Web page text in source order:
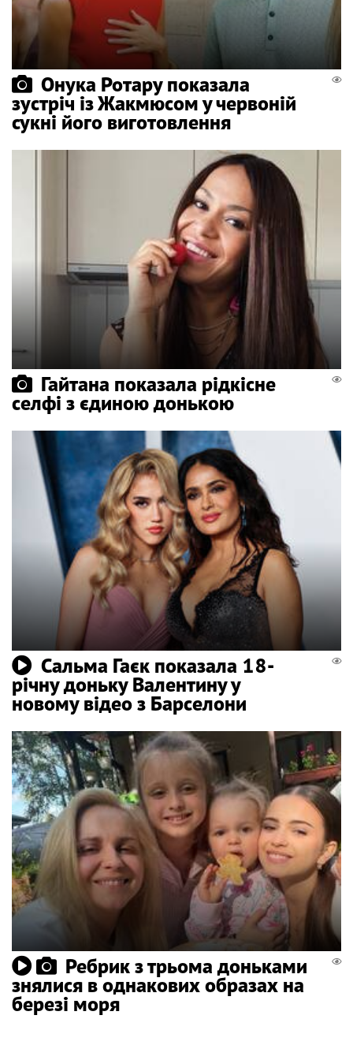
Онука Ротару показала
зустріч із Жакмюсом у червоній
сукні його виготовлення
Гайтана показала рідкісне
селфі з єдиною донькою
Сальма Гаєк показала 18-
річну доньку Валентину у
новому відео з Барселони
Ребрик з трьома доньками
знялися в однакових образах на
березі моря